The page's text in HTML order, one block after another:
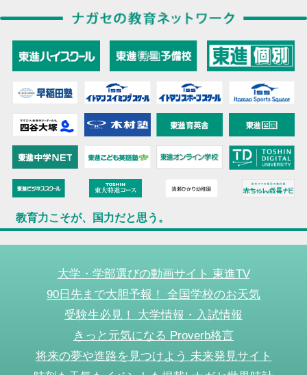
教育力こそが、国力だと思う。
大学・学部選びの動画サイト 東進TV
90日先まで大胆予報！ 全国学校のお天気
受験生必見！ 大学情報・入試情報
きっと元気になる Proverb格言
将来の夢や進路を見つけよう 未来発見サイト